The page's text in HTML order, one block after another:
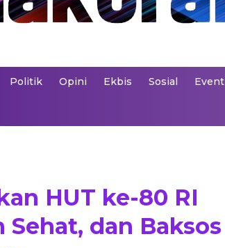
Politik Opini Ekbis Sosial Event
HUT ke-80 RI
dan Baksos